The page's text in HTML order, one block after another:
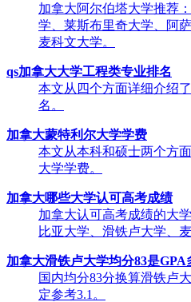
加拿大阿尔伯塔大学推荐
学、莱斯布里奇大学、阿
麦科文大学。
qs加拿大大学工程类专业排名
本文从四个方面详细介绍
名。
加拿大蒙特利尔大学学费
本文从本科和硕士两个方
大学学费。
加拿大哪些大学认可高考成绩
加拿大认可高考成绩的大
比亚大学、滑铁卢大学、
加拿大滑铁卢大学均分83是GPA
国内均分83分换算滑铁卢
定参考3.1。